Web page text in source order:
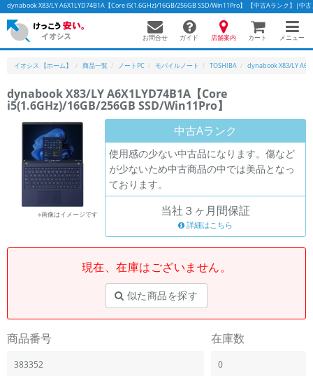
dynabook X83/LY A6X1LYD74B1A【Core i5(1.6GHz)/16GB/256GB SSD/Win11Pro】 【中古Aランク】|中
お問合せ ガイド 店舗案内 カート メニュー
イオシス 【ホーム】 商品一覧 ノートPC モバイルノート TOSHIBA dynabook X83/LY
dynabook X83/LY A6X1LYD74B1A【Core
i5(1.6GHz)/16GB/256GB SSD/Win11Pro】
※画像はイメージです
中古Aランク
使用感の少ない中古品になります。傷など
が少ないため中古商品の中では美品となっ
ております。
当社３ヶ月間保証
詳細はこちら
現在、在庫はございません。
似た商品を探す
商品番号
383352
在庫数
0